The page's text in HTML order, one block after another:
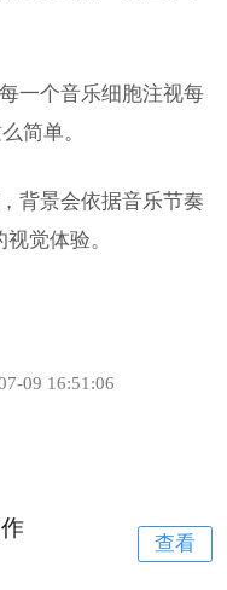
一个音乐细胞注视每
简单。
背景会依据音乐节奏
觉体验。
09 16:51:06
查看